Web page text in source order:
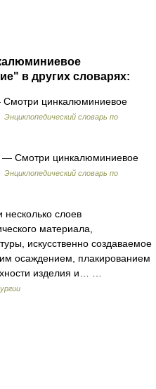
в других словарях:
цинкалюминиевое
Энциклопедический словарь по
— Смотри цинкалюминиевое
Энциклопедический словарь по
слоев
материала,
искусственно создаваемое
осаждением, плакированием
изделия и… …